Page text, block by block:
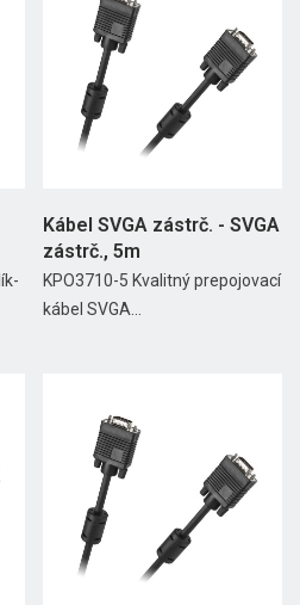
Kábel SVGA zástrč. - SVGA
zástrč., 5m
KPO3710-5 Kvalitný prepojovací
kábel SVGA...